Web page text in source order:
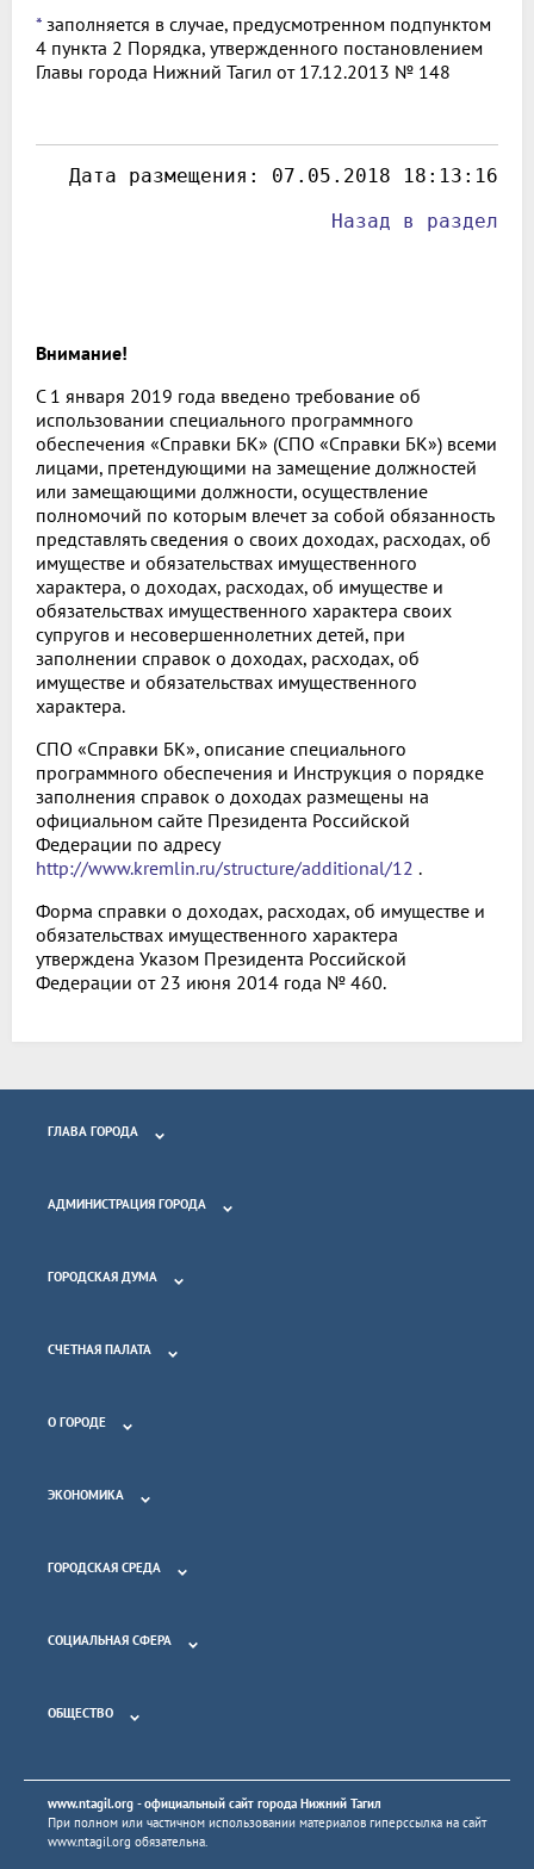
* заполняется в случае, предусмотренном подпунктом
4 пункта 2 Порядка, утвержденного постановлением
Главы города Нижний Тагил от 17.12.2013 № 148
Дата размещения: 07.05.2018 18:13:16
Назад в раздел
Внимание!
С 1 января 2019 года введено требование об
использовании специального программного
обеспечения «Справки БК» (СПО «Справки БК») всеми
лицами, претендующими на замещение должностей
или замещающими должности, осуществление
полномочий по которым влечет за собой обязанность
представлять сведения о своих доходах, расходах, об
имуществе и обязательствах имущественного
характера, о доходах, расходах, об имуществе и
обязательствах имущественного характера своих
супругов и несовершеннолетних детей, при
заполнении справок о доходах, расходах, об
имуществе и обязательствах имущественного
характера.
СПО «Справки БК», описание специального
программного обеспечения и Инструкция о порядке
заполнения справок о доходах размещены на
официальном сайте Президента Российской
Федерации по адресу
http://www.kremlin.ru/structure/additional/12 .
Форма справки о доходах, расходах, об имуществе и
обязательствах имущественного характера
утверждена Указом Президента Российской
Федерации от 23 июня 2014 года № 460.
ГЛАВА ГОРОДА
АДМИНИСТРАЦИЯ ГОРОДА
ГОРОДСКАЯ ДУМА
СЧЕТНАЯ ПАЛАТА
О ГОРОДЕ
ЭКОНОМИКА
ГОРОДСКАЯ СРЕДА
СОЦИАЛЬНАЯ СФЕРА
ОБЩЕСТВО
www.ntagil.org - официальный сайт города Нижний Тагил
При полном или частичном использовании материалов гиперссылка на сайт
www.ntagil.org обязательна.